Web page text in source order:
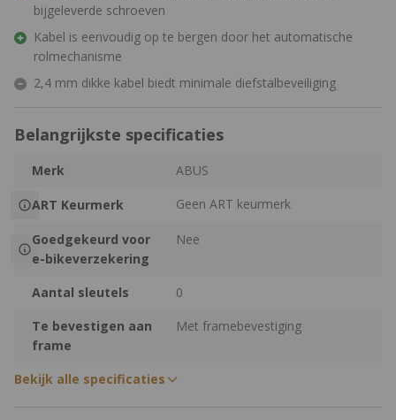
bijgeleverde schroeven
Kabel is eenvoudig op te bergen door het automatische
rolmechanisme
2,4 mm dikke kabel biedt minimale diefstalbeveiliging
Belangrijkste specificaties
Merk ABUS
ART Keurmerk Geen ART keurmerk
Goedgekeurd voor
e-bikeverzekering
Nee
Aantal sleutels
0
Te bevestigen aan
frame
Met framebevestiging
Bekijk alle specificaties